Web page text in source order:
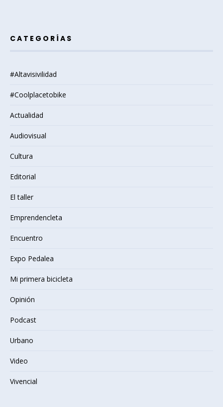
CATEGORÍAS
#Altavisivilidad
#Coolplacetobike
Actualidad
Audiovisual
Cultura
Editorial
El taller
Emprendencleta
Encuentro
Expo Pedalea
Mi primera bicicleta
Opinión
Podcast
Urbano
Video
Vivencial